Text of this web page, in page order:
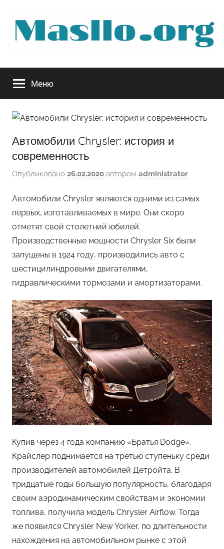
содержимому
Руководство
по
обслуживанию
вашего
авто
Меню
Автомобили Chrysler: история и
современность
Опубликовано 26.02.2020 автором administrator
Автомобили Chrysler являются одними из самых
первых, изготавливаемых в мире. Они скоро
отметят свой столетний юбилей.
Производственные мощности Chrysler Six были
запущены в 1924 году, производились авто с
шестицилиндровыми двигателями,
гидравлическими тормозами и амортизаторами.
Купив через 4 года компанию «Братья Dodge»,
Крайслер поднимается на третью ступеньку среди
производителей автомобилей Детройта. В
тридцатые годы большую популярность, благодаря
своим аэродинамическим свойствам и экономии
топлива, получила модель Chrysler Airflow. Тогда
же появился Chrysler New Yorker, по длительности
нахождения на автомобильном рынке с этой